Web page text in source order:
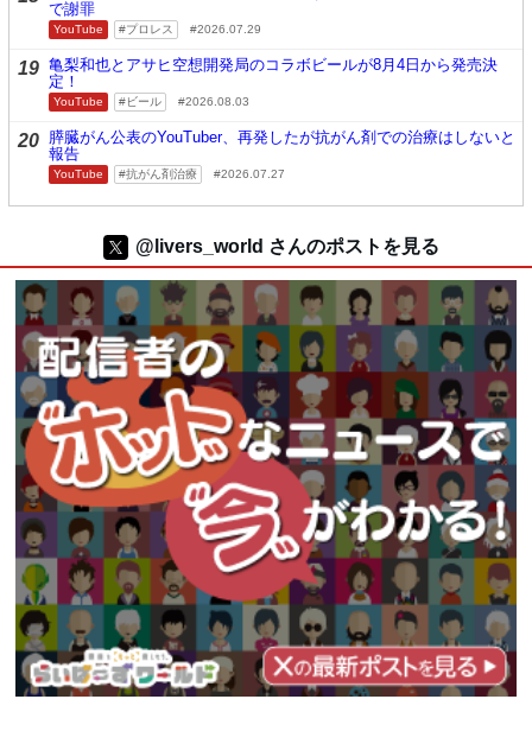
で謝罪
YouTube プロレス 2026.07.29
19 亀梨和也とアサヒ空想開発局のコラボビールが8月4日から発売決
定！
YouTube ビール 2026.08.03
20 膵臓がん公表のYouTuber、再発したが抗がん剤での治療はしないと
報告
YouTube 抗がん剤治療 2026.07.27
@livers_world さんのポストを見る